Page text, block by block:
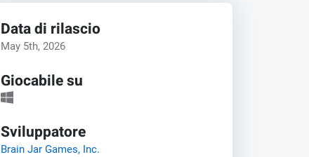
Data di rilascio
May 5th, 2026
Giocabile su
Sviluppatore
Brain Jar Games, Inc.